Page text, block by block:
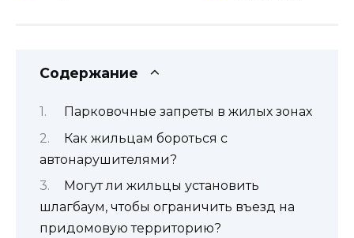
Содержание
Парковочные запреты в жилых зонах
Как жильцам бороться с
автонарушителями?
Могут ли жильцы установить
шлагбаум, чтобы ограничить въезд на
придомовую территорию?